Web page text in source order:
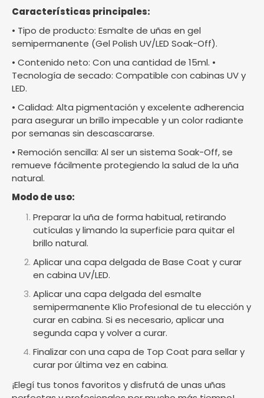
Características principales:
• Tipo de producto: Esmalte de uñas en gel
semipermanente (Gel Polish UV/LED Soak-Off).
• Contenido neto: Con una cantidad de 15ml. •
Tecnología de secado: Compatible con cabinas UV y
LED.
• Calidad: Alta pigmentación y excelente adherencia
para asegurar un brillo impecable y un color radiante
por semanas sin descascararse.
• Remoción sencilla: Al ser un sistema Soak-Off, se
remueve fácilmente protegiendo la salud de la uña
natural.
Modo de uso:
Preparar la uña de forma habitual, retirando
cutículas y limando la superficie para quitar el
brillo natural.
Aplicar una capa delgada de Base Coat y curar
en cabina UV/LED.
Aplicar una capa delgada del esmalte
semipermanente Klio Profesional de tu elección y
curar en cabina. Si es necesario, aplicar una
segunda capa y volver a curar.
Finalizar con una capa de Top Coat para sellar y
curar por última vez en cabina.
¡Elegí tus tonos favoritos y disfrutá de unas uñas